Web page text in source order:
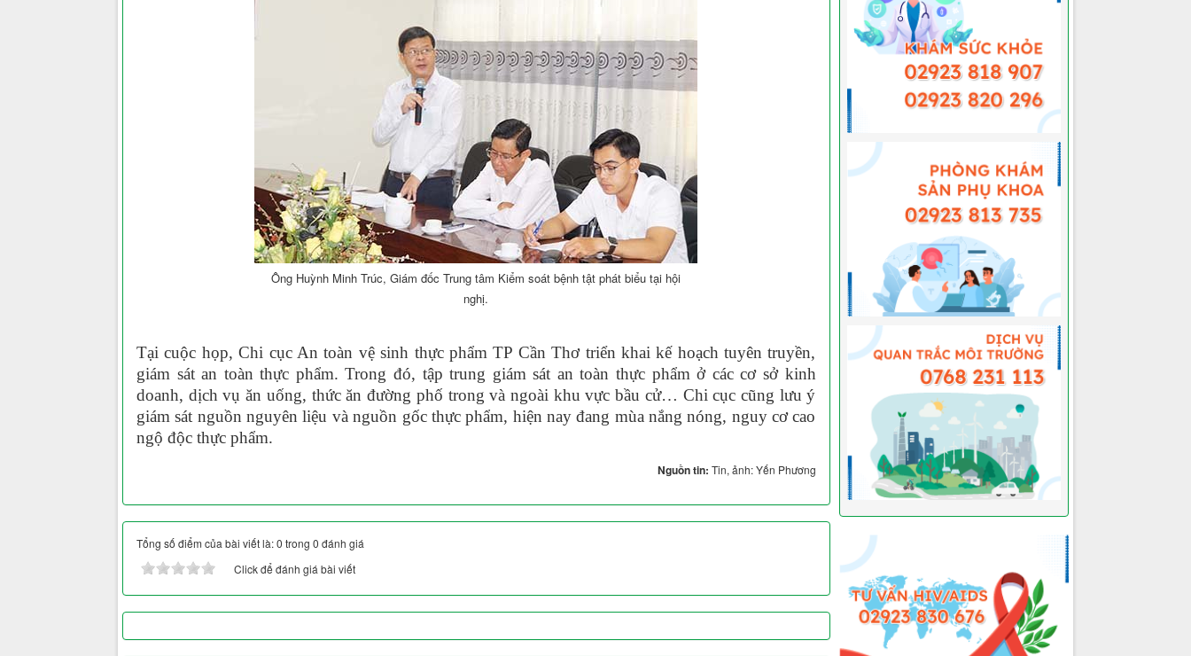
Ông Huỳnh Minh Trúc, Giám đốc Trung tâm Kiểm soát bệnh tật phát biểu tại hội
nghị.
Tại cuộc họp, Chi cục An toàn vệ sinh thực phẩm TP Cần Thơ triển khai kế hoạch tuyên truyền,
giám sát an toàn thực phẩm. Trong đó, tập trung giám sát an toàn thực phẩm ở các cơ sở kinh
doanh, dịch vụ ăn uống, thức ăn đường phố trong và ngoài khu vực bầu cử… Chi cục cũng lưu ý
giám sát nguồn nguyên liệu và nguồn gốc thực phẩm, hiện nay đang mùa nắng nóng, nguy cơ cao
ngộ độc thực phẩm.
Nguồn tin: Tin, ảnh: Yến Phương
Tổng số điểm của bài viết là: 0 trong 0 đánh giá
Click để đánh giá bài viết